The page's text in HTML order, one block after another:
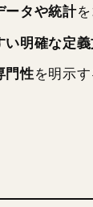
ータや統計
い明確な定
門性を明示